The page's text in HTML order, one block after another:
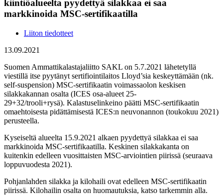
kiintiöalueelta pyydettyä silakkaa ei saa
markkinoida MSC-sertifikaatilla
Liiton tiedotteet
13.09.2021
Suomen Ammattikalastajaliitto SAKL on 5.7.2021 lähetetyllä
viestillä itse pyytänyt sertifiointilaitos Lloyd’sia keskeyttämään (nk.
self-suspension) MSC-sertifikaatin voimassaolon keskisen
silakkakannan osalta (ICES osa-alueet 25-
29+32/trooli+rysä). Kalastuselinkeino päätti MSC-sertifikaatin
omaehtoisesta pidättämisestä ICES:n neuvonannon (toukokuu 2021)
perusteella.
Kyseiseltä alueelta 15.9.2021 alkaen pyydettyä silakkaa ei saa
markkinoida MSC-sertifikaatilla. Keskinen silakkakanta on
kuitenkin edelleen vuosittaisten MSC-arviointien piirissä (seuraava
loppuvuodesta 2021).
Pohjanlahden silakka ja kilohaili ovat edelleen MSC-sertifikaatin
piirissä. Kilohailin osalta on huomautuksia, katso tarkemmin alla.